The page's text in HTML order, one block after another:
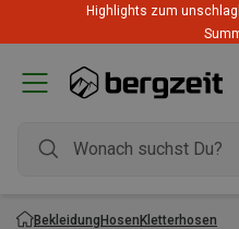
Highlights zum
BekleidungHosenKletterhosen